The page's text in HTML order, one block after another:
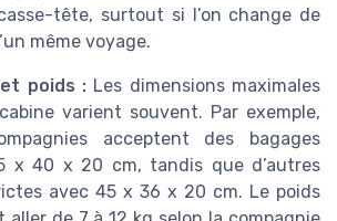
tête, surtout si l’on change de
même voyage.
poids : Les dimensions maximales
varient souvent. Par exemple,
acceptent des bagages
x 40 x 20 cm, tandis que d’autres
avec 45 x 36 x 20 cm. Le poids